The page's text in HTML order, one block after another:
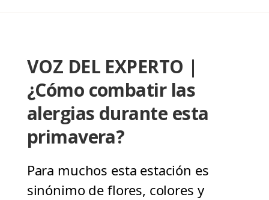
VOZ DEL EXPERTO |
¿Cómo combatir las
alergias durante esta
primavera?
Para muchos esta estación es
sinónimo de flores, colores y